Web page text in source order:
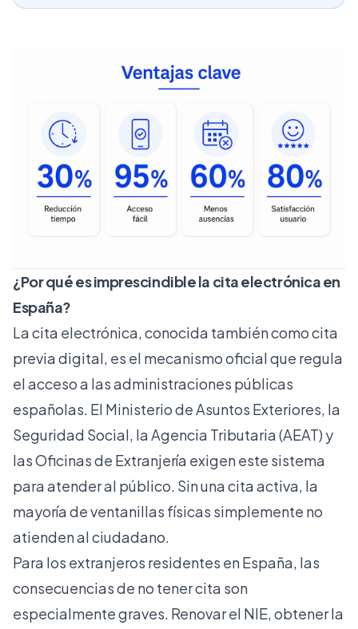
¿Por qué es imprescindible la cita electrónica en
España?
La cita electrónica, conocida también como cita
previa digital, es el mecanismo oficial que regula
el acceso a las administraciones públicas
españolas. El Ministerio de Asuntos Exteriores, la
Seguridad Social, la Agencia Tributaria (AEAT) y
las Oficinas de Extranjería exigen este sistema
para atender al público. Sin una cita activa, la
mayoría de ventanillas físicas simplemente no
atienden al ciudadano.
Para los extranjeros residentes en España, las
consecuencias de no tener cita son
especialmente graves. Renovar el NIE, obtener la